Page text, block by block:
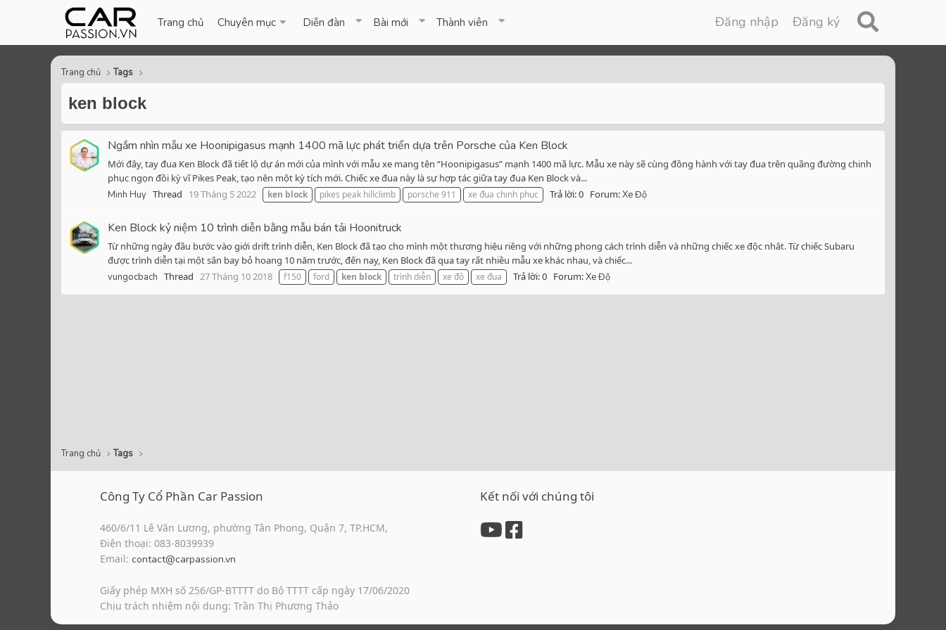
Trang chủ Chuyên mục Diễn đàn Bài mới Thành viên Đăng nhập Đăng ký
Trang chủ Tags
ken block
Ngắm nhìn mẫu xe Hoonipigasus mạnh 1400 mã lực phát triển dựa trên Porsche của Ken Block
Mới đây, tay đua Ken Block đã tiết lộ dự án mới của mình với mẫu xe mang tên “Hoonipigasus” mạnh 1400 mã lực. Mẫu xe này sẽ cùng đồng hành với tay đua trên quãng đường chinh
phục ngọn đồi kỳ vĩ Pikes Peak, tạo nên một kỳ tích mới. Chiếc xe đua này là sự hợp tác giữa tay đua Ken Block và...
Minh Huy Thread 19 Tháng 5 2022 ken block pikes peak hillclimb porsche 911 xe đua chinh phục Trả lời: 0 Forum:Xe Độ
Ken Block kỷ niệm 10 trình diễn bằng mẫu bán tải Hoonitruck
Từ những ngày đầu bước vào giới drift trình diễn, Ken Block đã tạo cho mình một thương hiệu riêng với những phong cách trình diễn và những chiếc xe độc nhât. Từ chiếc Subaru
được trình diễn tại một sân bay bỏ hoang 10 năm trước, đến nay, Ken Block đã qua tay rất nhiều mẫu xe khác nhau, và chiếc...
vungocbach Thread 27 Tháng 10 2018 f150 ford ken block trình diễn xe độ xe đua Trả lời: 0 Forum:Xe Độ
Trang chủ Tags
Công Ty Cổ Phần Car Passion
460/6/11 Lê Văn Lương, phường Tân Phong, Quận 7, TP.HCM,
Điện thoại: 083-8039939
Email: contact@carpassion.vn
Giấy phép MXH số 256/GP-BTTTT do Bộ TTTT cấp ngày 17/06/2020
Chịu trách nhiệm nội dung: Trần Thị Phương Thảo
Kết nối với chúng tôi